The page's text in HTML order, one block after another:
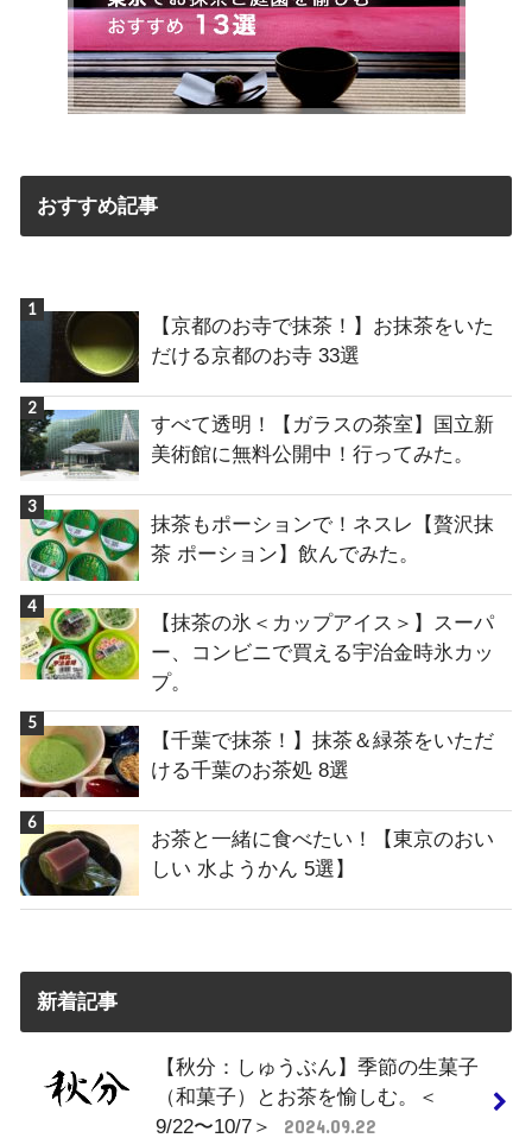
おすすめ記事
【京都のお寺で抹茶！】お抹茶をいた
だける京都のお寺 33選
すべて透明！【ガラスの茶室】国立新
美術館に無料公開中！行ってみた。
抹茶もポーションで！ネスレ【贅沢抹
茶 ポーション】飲んでみた。
【抹茶の氷＜カップアイス＞】スーパ
ー、コンビニで買える宇治金時氷カッ
プ。
【千葉で抹茶！】抹茶＆緑茶をいただ
ける千葉のお茶処 8選
お茶と一緒に食べたい！【東京のおい
しい 水ようかん 5選】
新着記事
【秋分：しゅうぶん】季節の生菓子
（和菓子）とお茶を愉しむ。＜
9/22〜10/7＞
2024.09.22